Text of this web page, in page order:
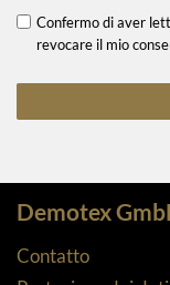
Confermo di aver
revocare il mio
Demotex
Contatto